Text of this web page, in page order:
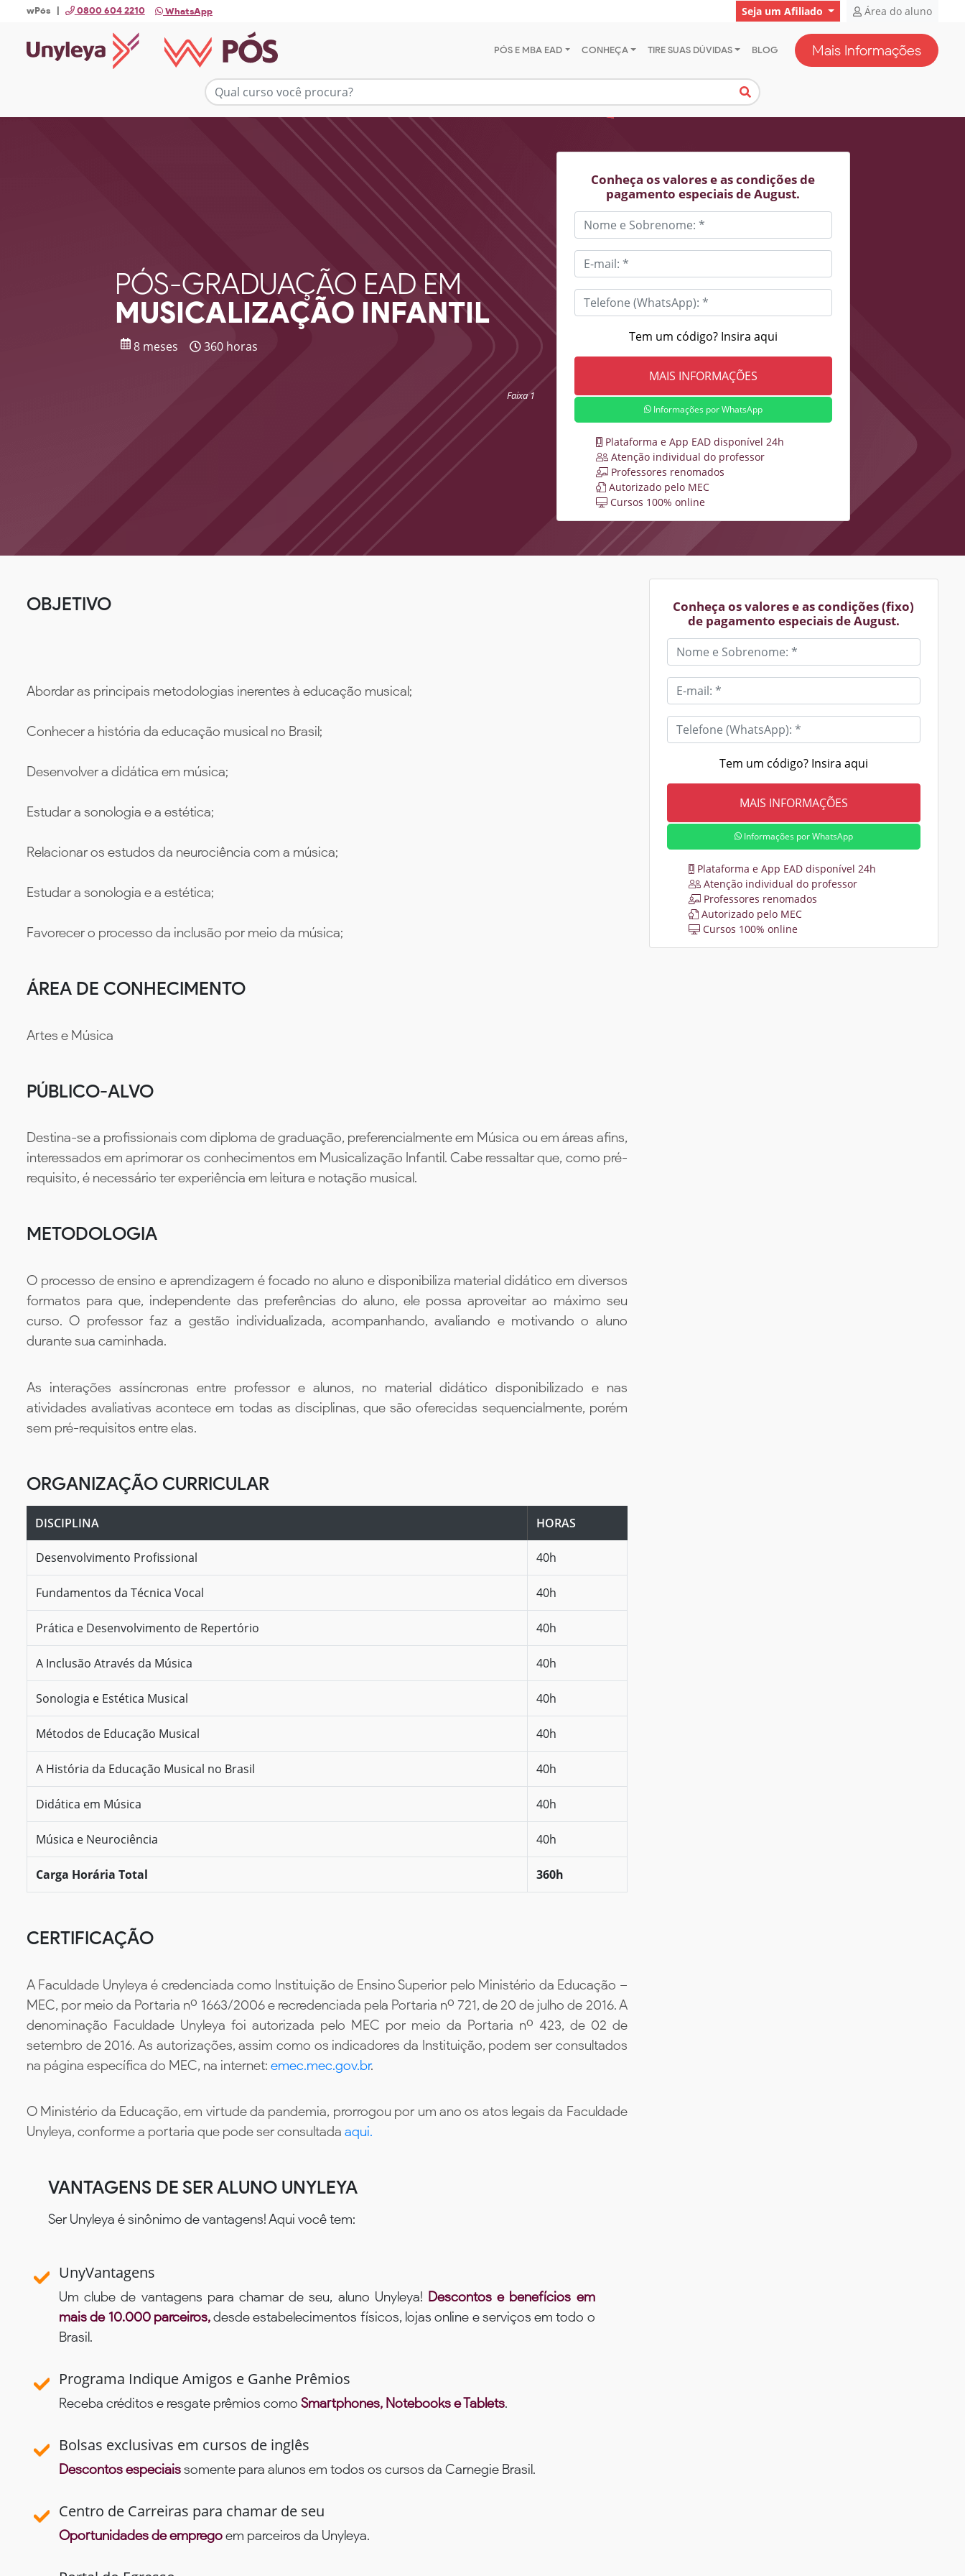
wPós | 0800 604 2210 WhatsApp Seja um Afiliado Área do aluno
PÓS E MBA EAD CONHEÇA TIRE SUAS DÚVIDAS BLOG Mais Informações
PÓS-GRADUAÇÃO EAD EM
MUSICALIZAÇÃO INFANTIL
8 meses 360 horas
Faixa 1
Conheça os valores e as condições de
pagamento especiais de August.
Tem um código? Insira aqui
Informações por WhatsApp
Plataforma e App EAD disponível 24h
Atenção individual do professor
Professores renomados
Autorizado pelo MEC
Cursos 100% online
OBJETIVO
Abordar as principais metodologias inerentes à educação musical;
Conhecer a história da educação musical no Brasil;
Desenvolver a didática em música;
Estudar a sonologia e a estética;
Relacionar os estudos da neurociência com a música;
Estudar a sonologia e a estética;
Favorecer o processo da inclusão por meio da música;
ÁREA DE CONHECIMENTO
Artes e Música
PÚBLICO-ALVO
Destina-se a profissionais com diploma de graduação, preferencialmente em Música ou em áreas afins,
interessados em aprimorar os conhecimentos em Musicalização Infantil. Cabe ressaltar que, como pré-
requisito, é necessário ter experiência em leitura e notação musical.
METODOLOGIA
O processo de ensino e aprendizagem é focado no aluno e disponibiliza material didático em diversos
formatos para que, independente das preferências do aluno, ele possa aproveitar ao máximo seu
curso. O professor faz a gestão individualizada, acompanhando, avaliando e motivando o aluno
durante sua caminhada.
As interações assíncronas entre professor e alunos, no material didático disponibilizado e nas
atividades avaliativas acontece em todas as disciplinas, que são oferecidas sequencialmente, porém
sem pré-requisitos entre elas.
ORGANIZAÇÃO CURRICULAR
DISCIPLINA HORAS
Desenvolvimento Profissional 40h
Fundamentos da Técnica Vocal 40h
Prática e Desenvolvimento de Repertório 40h
A Inclusão Através da Música 40h
Sonologia e Estética Musical 40h
Métodos de Educação Musical 40h
A História da Educação Musical no Brasil 40h
Didática em Música 40h
Música e Neurociência 40h
Carga Horária Total 360h
CERTIFICAÇÃO
A Faculdade Unyleya é credenciada como Instituição de Ensino Superior pelo Ministério da Educação –
MEC, por meio da Portaria nº 1663/2006 e recredenciada pela Portaria nº 721, de 20 de julho de 2016. A
denominação Faculdade Unyleya foi autorizada pelo MEC por meio da Portaria nº 423, de 02 de
setembro de 2016. As autorizações, assim como os indicadores da Instituição, podem ser consultados
na página específica do MEC, na internet: emec.mec.gov.br.
O Ministério da Educação, em virtude da pandemia, prorrogou por um ano os atos legais da Faculdade
Unyleya, conforme a portaria que pode ser consultada aqui.
VANTAGENS DE SER ALUNO UNYLEYA
Ser Unyleya é sinônimo de vantagens! Aqui você tem:
UnyVantagens
Um clube de vantagens para chamar de seu, aluno Unyleya! Descontos e benefícios em
mais de 10.000 parceiros,desde estabelecimentos físicos, lojas online e serviços em todo o
Brasil.
Programa Indique Amigos e Ganhe Prêmios
Receba créditos e resgate prêmios como Smartphones, Notebooks e Tablets.
Bolsas exclusivas em cursos de inglês
Descontos especiaissomente para alunos em todos os cursos da Carnegie Brasil.
Centro de Carreiras para chamar de seu
Oportunidades de empregoem parceiros da Unyleya.
Conheça os valores e as condições (fixo)
de pagamento especiais de August.
Tem um código? Insira aqui
Informações por WhatsApp
Plataforma e App EAD disponível 24h
Atenção individual do professor
Professores renomados
Autorizado pelo MEC
Cursos 100% online